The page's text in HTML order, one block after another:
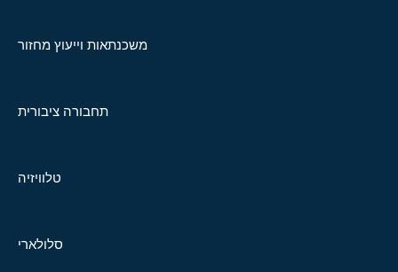
משכנתאות וייעוץ מחזור
תחבורה ציבורית
טלוויזיה
סלולארי